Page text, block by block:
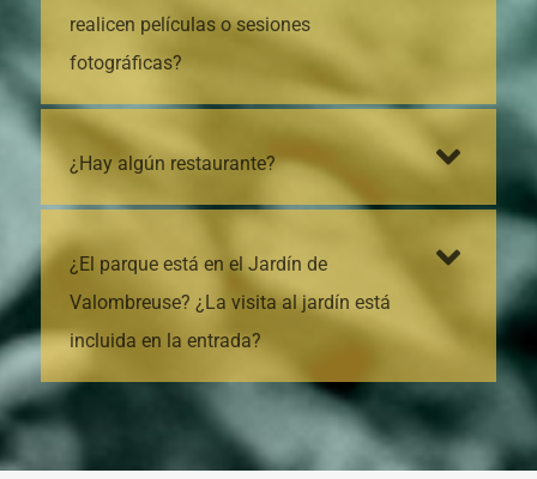
realicen películas o sesiones
fotográficas?
¿Hay algún restaurante?
¿El parque está en el Jardín de
Valombreuse? ¿La visita al jardín está
incluida en la entrada?